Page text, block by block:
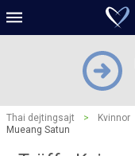
Thai dejtingsajt > Kvinnor
Mueang Satun